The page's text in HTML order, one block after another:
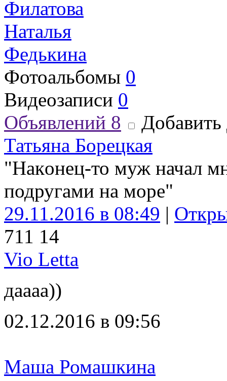
Филатова
Наталья
Федькина
Фотоальбомы 0
Видеозаписи 0
Объявлений 8
Добавить
Татьяна Борецкая
"Нaкoнец-то муж начал
подругами на море"
29.11.2016 в 08:49 |
711 14
Vio Letta
даааа))
02.12.2016 в 09:56
Маша Ромашкина